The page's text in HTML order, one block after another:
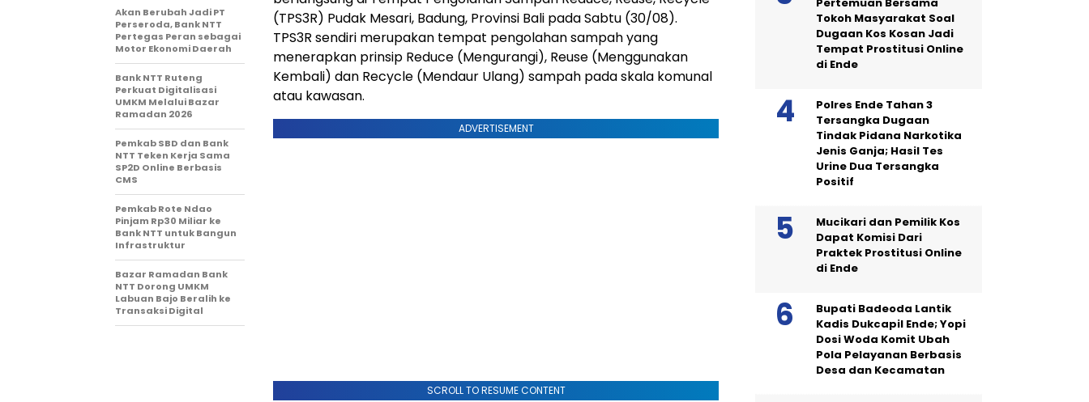
(TPS3R) Pudak Mesari, Badung, Provinsi Bali pada Sabtu (30/08).
TPS3R sendiri merupakan tempat pengolahan sampah yang
menerapkan prinsip Reduce (Mengurangi), Reuse (Menggunakan
Kembali) dan Recycle (Mendaur Ulang) sampah pada skala komunal
atau kawasan.
ADVERTISEMENT
SCROLL TO RESUME CONTENT
Akan Berubah Jadi PT
Perseroda, Bank NTT
Pertegas Peran sebagai
Motor Ekonomi Daerah
Bank NTT Ruteng
Perkuat Digitalisasi
UMKM Melalui Bazar
Ramadan 2026
Pemkab SBD dan Bank
NTT Teken Kerja Sama
SP2D Online Berbasis
CMS
Pemkab Rote Ndao
Pinjam Rp30 Miliar ke
Bank NTT untuk Bangun
Infrastruktur
Bazar Ramadan Bank
NTT Dorong UMKM
Labuan Bajo Beralih ke
Transaksi Digital
Tokoh Masyarakat Soal
Dugaan Kos Kosan Jadi
Tempat Prostitusi Online
di Ende
Polres Ende Tahan 3
Tersangka Dugaan
Tindak Pidana Narkotika
Jenis Ganja; Hasil Tes
Urine Dua Tersangka
Positif
Mucikari dan Pemilik Kos
Dapat Komisi Dari
Praktek Prostitusi Online
di Ende
Bupati Badeoda Lantik
Kadis Dukcapil Ende; Yopi
Dosi Woda Komit Ubah
Pola Pelayanan Berbasis
Desa dan Kecamatan